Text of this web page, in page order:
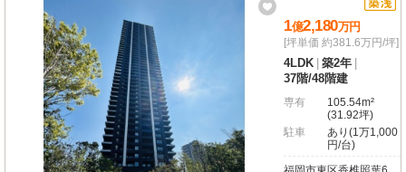
1億2,180万円
[坪単価 約381.6万円/坪]
4LDK 築2年
37階/48階建
専有
105.54m²
(31.92坪)
駐車
あり(1万1,000
円/台)